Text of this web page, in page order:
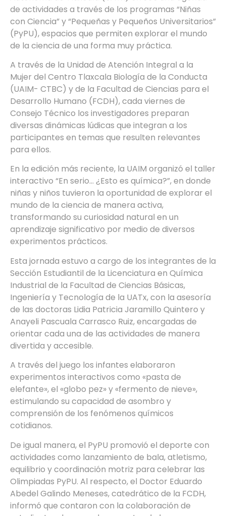
de actividades a través de los programas “Niñas
con Ciencia” y “Pequeñas y Pequeños Universitarios”
(PyPU), espacios que permiten explorar el mundo
de la ciencia de una forma muy práctica.
A través de la Unidad de Atención Integral a la
Mujer del Centro Tlaxcala Biología de la Conducta
(UAIM- CTBC) y de la Facultad de Ciencias para el
Desarrollo Humano (FCDH), cada viernes de
Consejo Técnico los investigadores preparan
diversas dinámicas lúdicas que integran a los
participantes en temas que resulten relevantes
para ellos.
En la edición más reciente, la UAIM organizó el taller
interactivo “En serio… ¿Esto es química?”, en donde
niñas y niños tuvieron la oportunidad de explorar el
mundo de la ciencia de manera activa,
transformando su curiosidad natural en un
aprendizaje significativo por medio de diversos
experimentos prácticos.
Esta jornada estuvo a cargo de los integrantes de la
Sección Estudiantil de la Licenciatura en Química
Industrial de la Facultad de Ciencias Básicas,
Ingeniería y Tecnología de la UATx, con la asesoría
de las doctoras Lidia Patricia Jaramillo Quintero y
Anayeli Pascuala Carrasco Ruiz, encargadas de
orientar cada una de las actividades de manera
divertida y accesible.
A través del juego los infantes elaboraron
experimentos interactivos como «pasta de
elefante», el «globo pez» y «fermento de nieve»,
estimulando su capacidad de asombro y
comprensión de los fenómenos químicos
cotidianos.
De igual manera, el PyPU promovió el deporte con
actividades como lanzamiento de bala, atletismo,
equilibrio y coordinación motriz para celebrar las
Olimpiadas PyPU. Al respecto, el Doctor Eduardo
Abedel Galindo Meneses, catedrático de la FCDH,
informó que contaron con la colaboración de